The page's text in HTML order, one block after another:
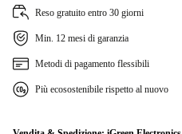
Reso gratuito entro 30 giorni
Min. 12 mesi di garanzia
Metodi di pagamento flessibili
Più ecosostenibile rispetto al nuovo